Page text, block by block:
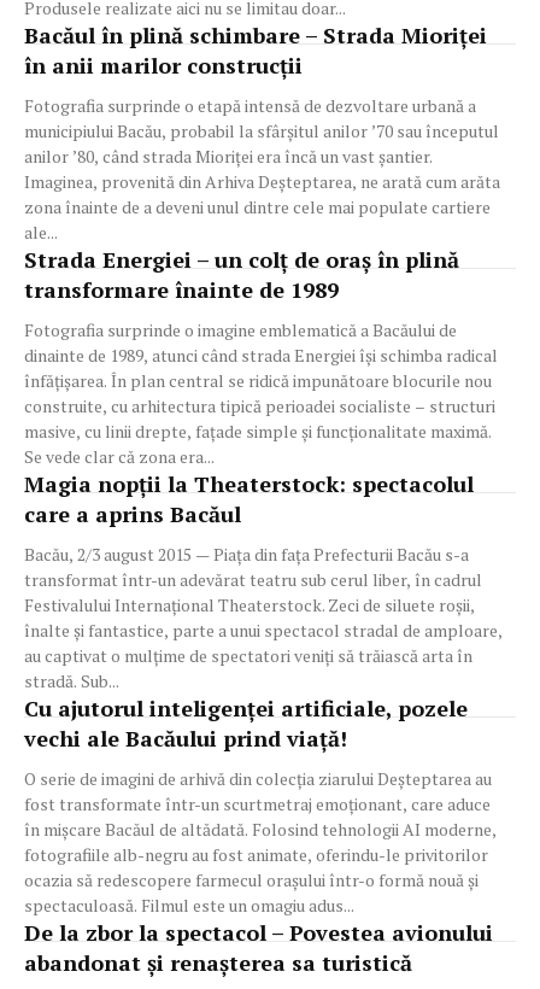
Produsele realizate aici nu se limitau doar...
Bacăul în plină schimbare – Strada Mioriței
în anii marilor construcții
Fotografia surprinde o etapă intensă de dezvoltare urbană a
municipiului Bacău, probabil la sfârșitul anilor ’70 sau începutul
anilor ’80, când strada Mioriței era încă un vast șantier.
Imaginea, provenită din Arhiva Deșteptarea, ne arată cum arăta
zona înainte de a deveni unul dintre cele mai populate cartiere
ale...
Strada Energiei – un colț de oraș în plină
transformare înainte de 1989
Fotografia surprinde o imagine emblematică a Bacăului de
dinainte de 1989, atunci când strada Energiei își schimba radical
înfățișarea. În plan central se ridică impunătoare blocurile nou
construite, cu arhitectura tipică perioadei socialiste – structuri
masive, cu linii drepte, fațade simple și funcționalitate maximă.
Se vede clar că zona era...
Magia nopții la Theaterstock: spectacolul
care a aprins Bacăul
Bacău, 2/3 august 2015 — Piața din fața Prefecturii Bacău s-a
transformat într-un adevărat teatru sub cerul liber, în cadrul
Festivalului Internațional Theaterstock. Zeci de siluete roșii,
înalte și fantastice, parte a unui spectacol stradal de amploare,
au captivat o mulțime de spectatori veniți să trăiască arta în
stradă. Sub...
Cu ajutorul inteligenței artificiale, pozele
vechi ale Bacăului prind viață!
O serie de imagini de arhivă din colecția ziarului Deșteptarea au
fost transformate într-un scurtmetraj emoționant, care aduce
în mișcare Bacăul de altădată. Folosind tehnologii AI moderne,
fotografiile alb-negru au fost animate, oferindu-le privitorilor
ocazia să redescopere farmecul orașului într-o formă nouă și
spectaculoasă. Filmul este un omagiu adus...
De la zbor la spectacol – Povestea avionului
abandonat și renașterea sa turistică